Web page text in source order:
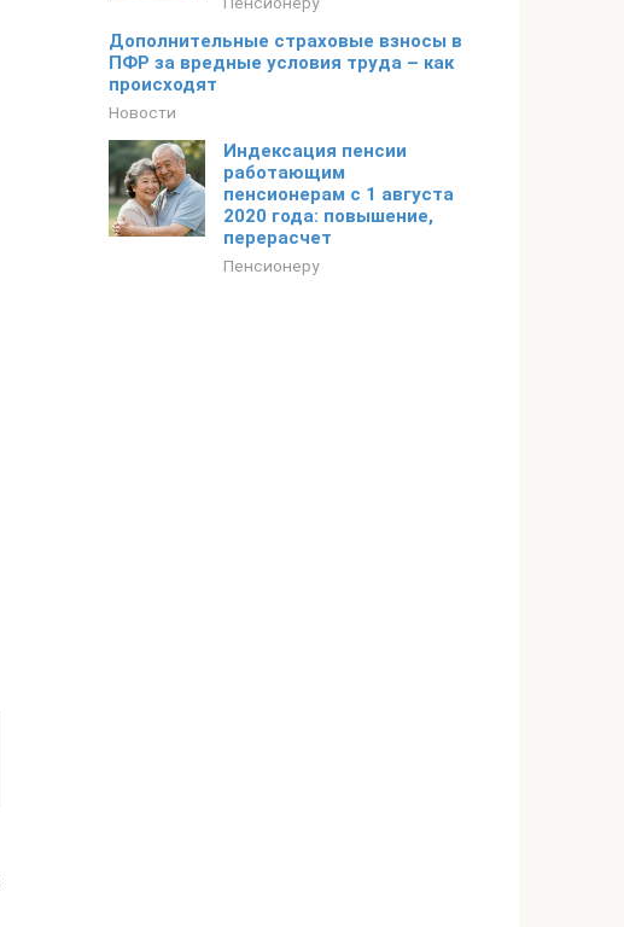
Дополнительные страховые взносы в
ПФР за вредные условия труда – как
происходят
Новости
Индексация пенсии
работающим
пенсионерам с 1 августа
2020 года: повышение,
перерасчет
Пенсионеру